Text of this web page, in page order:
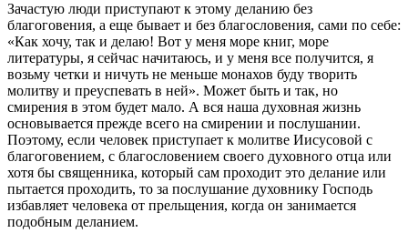
Зачастую люди приступают к этому деланию без
благоговения, а еще бывает и без благословения, сами по себе:
«Как хочу, так и делаю! Вот у меня море книг, море
литературы, я сейчас начитаюсь, и у меня все получится, я
возьму четки и ничуть не меньше монахов буду творить
молитву и преуспевать в ней». Может быть и так, но
смирения в этом будет мало. А вся наша духовная жизнь
основывается прежде всего на смирении и послушании.
Поэтому, если человек приступает к молитве Иисусовой с
благоговением, с благословением своего духовного отца или
хотя бы священника, который сам проходит это делание или
пытается проходить, то за послушание духовнику Господь
избавляет человека от прельщения, когда он занимается
подобным деланием.